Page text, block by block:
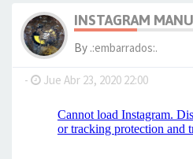
INSTAGRAM
By .:embarrados:.
- Jue Abr 23, 2020 22:00